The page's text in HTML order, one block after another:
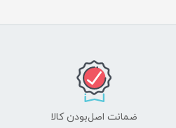
ضمانت اصل‌بودن کالا